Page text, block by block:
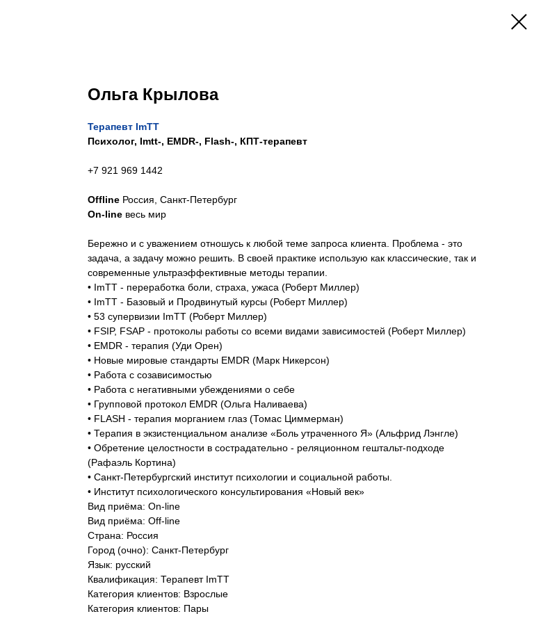
Ольга Крылова
Терапевт ImTT
Психолог, Imtt-, EMDR-, Flash-, КПТ-терапевт
+7 921 969 1442
Offline Россия, Санкт-Петербург
On-line весь мир
Бережно и с уважением отношусь к любой теме запроса клиента. Проблема - это
задача, а задачу можно решить. В своей практике использую как классические, так и
современные ультраэффективные методы терапии.
• ImTT - переработка боли, страха, ужаса (Роберт Миллер)
• ImTT - Базовый и Продвинутый курсы (Роберт Миллер)
• 53 супервизии ImTT (Роберт Миллер)
• FSIP, FSAP - протоколы работы со всеми видами зависимостей (Роберт Миллер)
• EMDR - терапия (Уди Орен)
• Новые мировые стандарты EMDR (Марк Никерсон)
• Работа с созависимостью
• Работа с негативными убеждениями о себе
• Групповой протокол EMDR (Ольга Наливаева)
• FLASH - терапия морганием глаз (Томас Циммерман)
• Терапия в экзистенциальном анализе «Боль утраченного Я» (Альфрид Лэнгле)
• Обретение целостности в сострадательно - реляционном гештальт-подходе
(Рафаэль Кортина)
• Санкт-Петербургский институт психологии и социальной работы.
• Институт психологического консультирования «Новый век»
Вид приёма: On-line
Вид приёма: Off-line
Страна: Россия
Город (очно): Санкт-Петербург
Язык: русский
Квалификация: Терапевт ImTT
Категория клиентов: Взрослые
Категория клиентов: Пары